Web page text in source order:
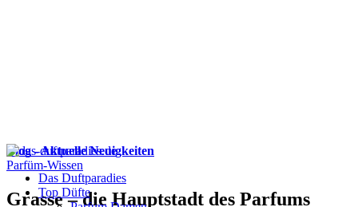
Das Duftparadies
Top Düfte
Blog - Aktuelle Neuigkeiten
Parfüm-Wissen
Grasse – die Hauptstadt des Parfums